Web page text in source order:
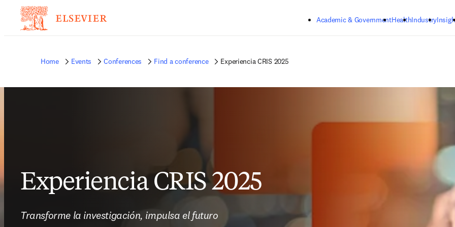
Academic & GovernmentHealthIndustry
Home Events Conferences Find a conference Experiencia CRIS 2025
Experiencia CRIS 2025
Transforme la investigación, impulsa el futuro